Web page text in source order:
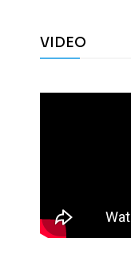
VIDEO